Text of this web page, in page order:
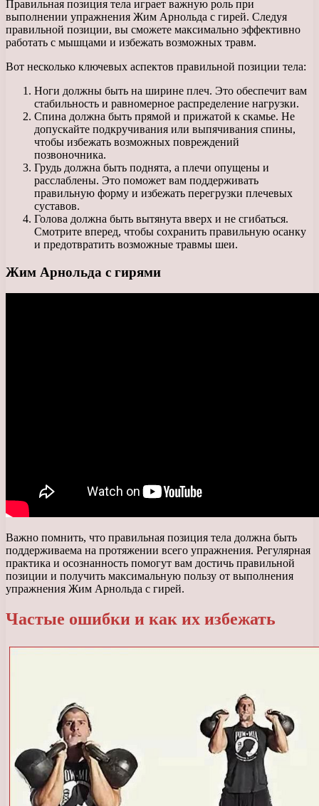
Правильная позиция тела играет важную роль при
выполнении упражнения Жим Арнольда с гирей. Следуя
правильной позиции, вы сможете максимально эффективно
работать с мышцами и избежать возможных травм.
Вот несколько ключевых аспектов правильной позиции тела:
Ноги должны быть на ширине плеч. Это обеспечит вам
стабильность и равномерное распределение нагрузки.
Спина должна быть прямой и прижатой к скамье. Не
допускайте подкручивания или выпячивания спины,
чтобы избежать возможных повреждений
позвоночника.
Грудь должна быть поднята, а плечи опущены и
расслаблены. Это поможет вам поддерживать
правильную форму и избежать перегрузки плечевых
суставов.
Голова должна быть вытянута вверх и не сгибаться.
Смотрите вперед, чтобы сохранить правильную осанку
и предотвратить возможные травмы шеи.
Жим Арнольда с гирями
Важно помнить, что правильная позиция тела должна быть
поддерживаема на протяжении всего упражнения. Регулярная
практика и осознанность помогут вам достичь правильной
позиции и получить максимальную пользу от выполнения
упражнения Жим Арнольда с гирей.
Частые ошибки и как их избежать